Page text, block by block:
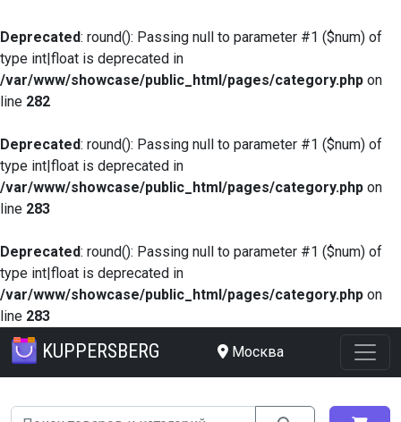
Deprecated: round(): Passing null to parameter #1 ($num) of
type int|float is deprecated in
/var/www/showcase/public_html/pages/category.php on
line 282
Deprecated: round(): Passing null to parameter #1 ($num) of
type int|float is deprecated in
/var/www/showcase/public_html/pages/category.php on
line 283
Deprecated: round(): Passing null to parameter #1 ($num) of
type int|float is deprecated in
/var/www/showcase/public_html/pages/category.php on
line 283
KUPPERSBERG Москва